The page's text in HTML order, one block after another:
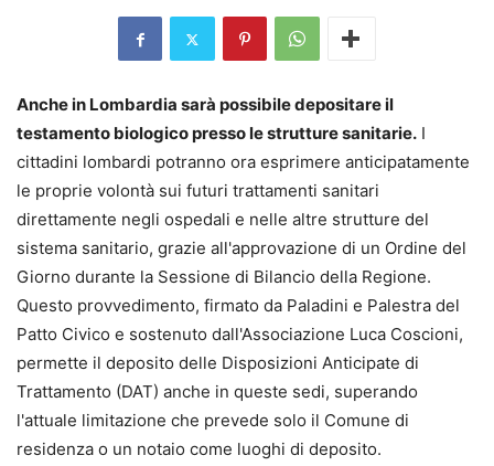
Anche in Lombardia sarà possibile depositare il
testamento biologico presso le strutture sanitarie. I
cittadini lombardi potranno ora esprimere anticipatamente
le proprie volontà sui futuri trattamenti sanitari
direttamente negli ospedali e nelle altre strutture del
sistema sanitario, grazie all'approvazione di un Ordine del
Giorno durante la Sessione di Bilancio della Regione.
Questo provvedimento, firmato da Paladini e Palestra del
Patto Civico e sostenuto dall'Associazione Luca Coscioni,
permette il deposito delle Disposizioni Anticipate di
Trattamento (DAT) anche in queste sedi, superando
l'attuale limitazione che prevede solo il Comune di
residenza o un notaio come luoghi di deposito.